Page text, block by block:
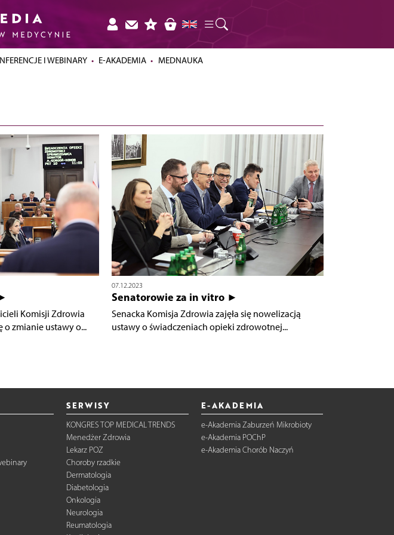
I WEBINARY E-AKADEMIA MEDNAUKA
Komisji Zdrowia
o zmianie ustawy o...
07.12.2023
Senatorowie za in vitro ►
Senacka Komisja Zdrowia zajęła się nowelizacją
ustawy o świadczeniach opieki zdrowotnej...
SERWISY
KONGRES TOP MEDICAL TRENDS
Menedżer Zdrowia
Lekarz POZ
Choroby rzadkie
Dermatologia
Diabetologia
Onkologia
Neurologia
Reumatologia
E-AKADEMIA
e-Akademia Zaburzeń Mikrobioty
e-Akademia POChP
e-Akademia Chorób Naczyń